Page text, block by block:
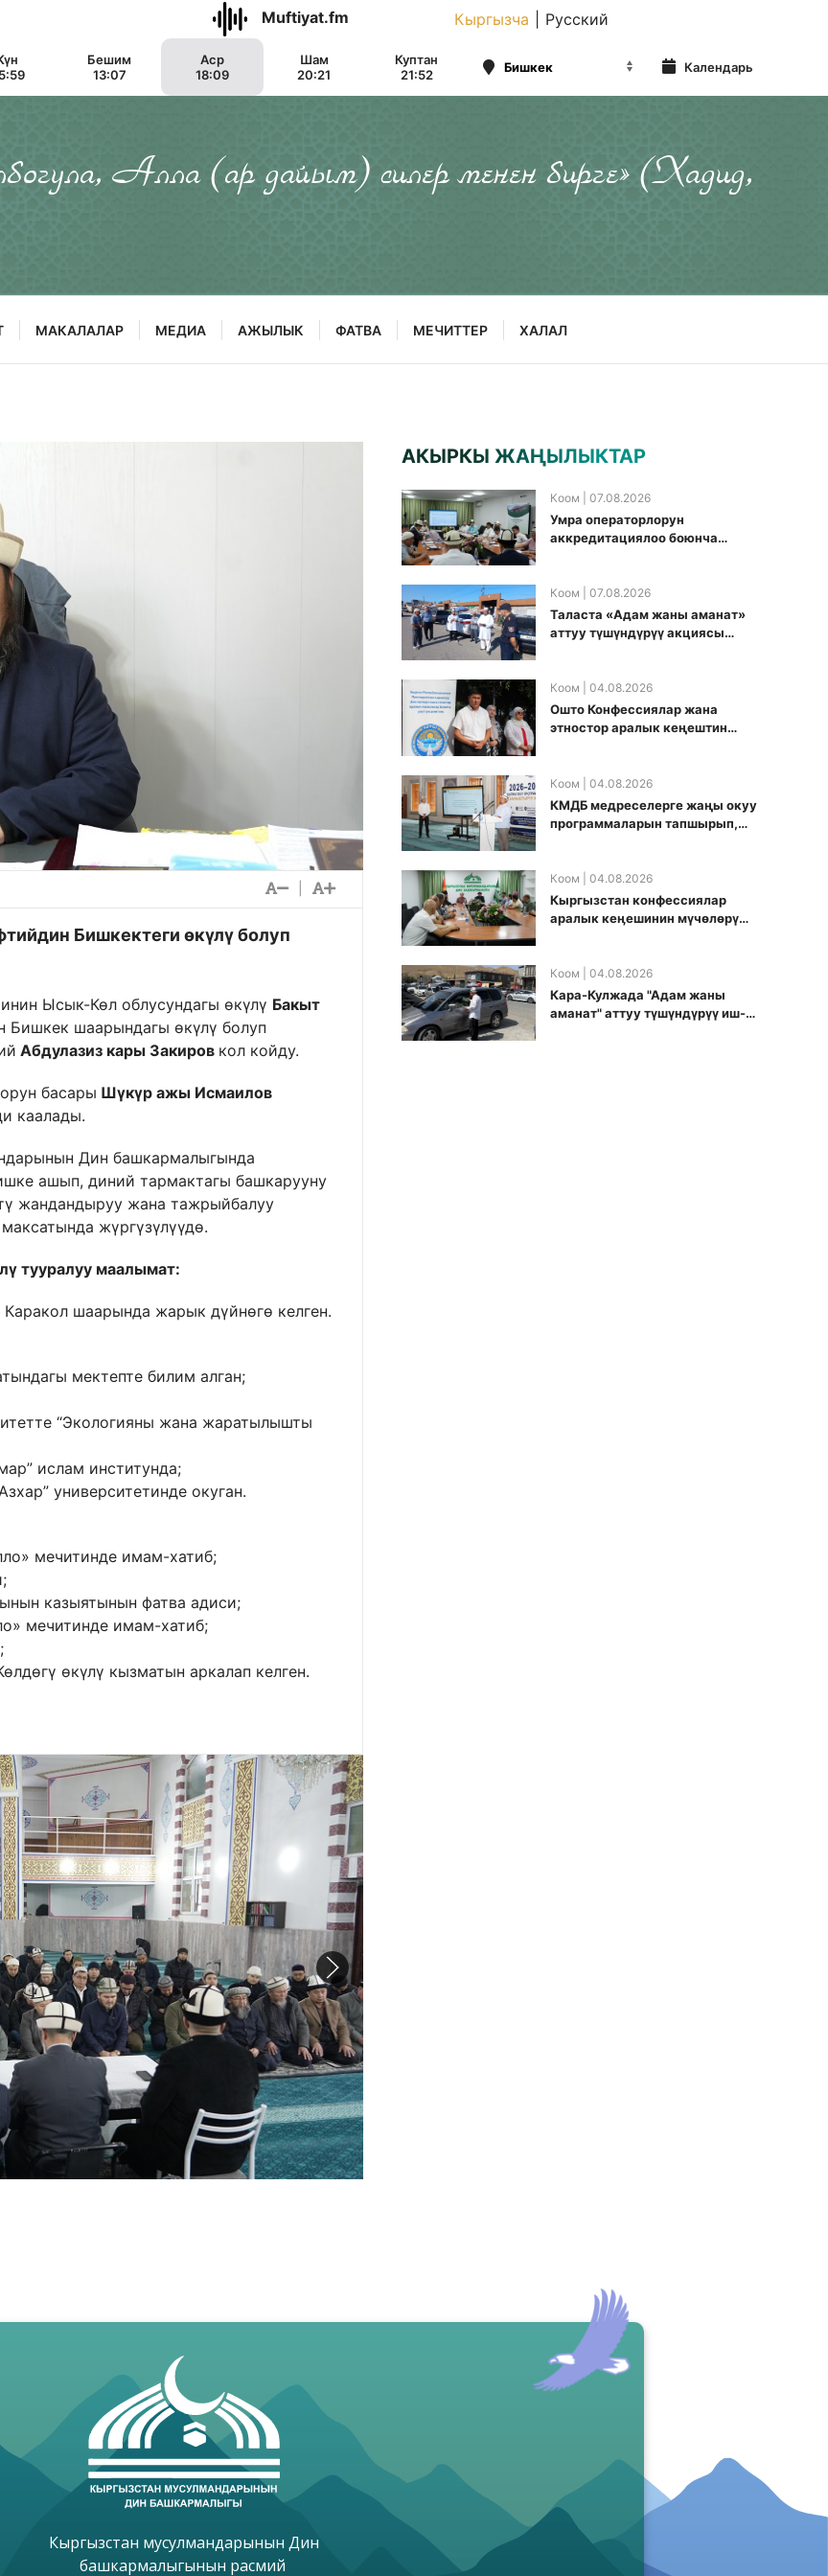
Muftiyat.fm Кыргызча Русский
Бешим
13:07
Аср
18:09
Шам
20:21
Куптан
21:52
Календарь
Алла (ар дайым) силер менен бирге» (Хадид,
МАКАЛАЛАР МЕДИА АЖЫЛЫК ФАТВА МЕЧИТТЕР ХАЛАЛ
Бишкектеги өкүлү болуп
Ысык-Көл облусундагы өкүлү Бакыт
шаарындагы өкүлү болуп
Абдулазиз кары Закиров кол койду.
басары Шүкүр ажы Исмаилов
каалады.
Дин башкармалыгында
ашып, диний тармактагы башкарууну
жандандыруу жана тажрыйбалуу
жүргүзүлүүдө.
тууралуу маалымат:
шаарында жарык дүйнөгө келген.
мектепте билим алган;
“Экологияны жана жаратылышты
ислам институнда;
университетинде окуган.
мечитинде имам-хатиб;
казыятынын фатва адиси;
мечитинде имам-хатиб;
өкүлү кызматын аркалап келген.
АКЫРКЫ ЖАҢЫЛЫКТАР
Коом | 07.08.2026
Умра операторлорун
аккредитациялоо боюнча
Коом | 07.08.2026
Таласта «Адам жаны аманат»
аттуу түшүндүрүү акциясы
Коом | 04.08.2026
Ошто Конфессиялар жана
этностор аралык кеңештин
Коом | 04.08.2026
КМДБ медреселерге жаңы окуу
программаларын тапшырып,
киргизди
Коом | 04.08.2026
Кыргызстан конфессиялар
аралык кеӊешинин мүчөлөрү
Коом | 04.08.2026
Кара-Кулжада "Адам жаны
аманат" аттуу түшүндүрүү иш-
Кыргызстан мусулмандарынын Дин
башкармалыгынын расмий